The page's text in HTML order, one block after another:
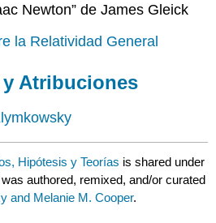
Newton” de James Gleick
la Relatividad General
Atribuciones
Hipótesis y Teorías is shared under
authored, remixed, and/or curated
and Melanie M. Cooper.